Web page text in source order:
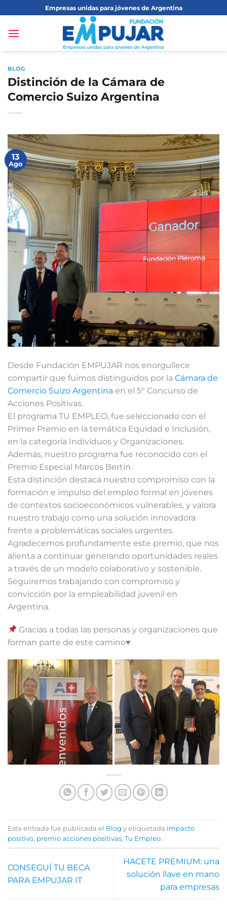
al
contenido
Empresas unidas para jóvenes de Argentina
BLOG
Distinción de la Cámara de
Comercio Suizo Argentina
13
Ago
Desde Fundación EMPUJAR nos enorgullece
compartir que fuimos distinguidos por la Cámara de
Comercio Suizo Argentina en el 5° Concurso de
Acciones Positivas.
El programa TU EMPLEO, fue seleccionado con el
Primer Premio en la temática Equidad e Inclusión,
en la categoría Individuos y Organizaciones.
Además, nuestro programa fue reconocido con el
Premio Especial Marcos Bertin.
Esta distinción destaca nuestro compromiso con la
formación e impulso del empleo formal en jóvenes
de contextos socioeconómicos vulnerables, y valora
nuestro trabajo como una solución innovadora
frente a problemáticas sociales urgentes.
Agradecemos profundamente este premio, que nos
alienta a continuar generando oportunidades reales
a través de un modelo colaborativo y sostenible.
Seguiremos trabajando con compromiso y
convicción por la empleabilidad juvenil en
Argentina.
Gracias a todas las personas y organizaciones que
forman parte de este camino♥
Esta entrada fue publicada el Blog y etiquetada impacto
positivo, premio acciones positivas, Tu Empleo.
CONSEGUÍ TU BECA
PARA EMPUJAR IT
HACETE PREMIUM: una
solución llave en mano
para empresas